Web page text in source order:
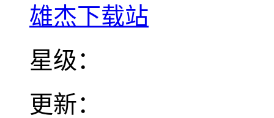
雄杰下载站
星级：
更新：